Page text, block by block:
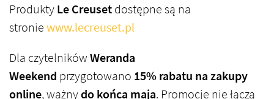
ProduktyLe Creusetdostępne są na
stroniewww.lecreuset.pl
Dla czytelnikówWeranda
Weekend przygotowano 15% rabatu na zakupy
online, ważnydo końca maja. Promocje nie łączą